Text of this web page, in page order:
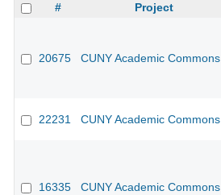
# Project
20675 CUNY Academic Commons
22231 CUNY Academic Commons
16335 CUNY Academic Commons